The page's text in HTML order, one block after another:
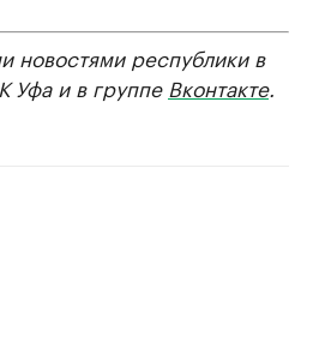
новостями республики в
Уфа и в группе Вконтакте.